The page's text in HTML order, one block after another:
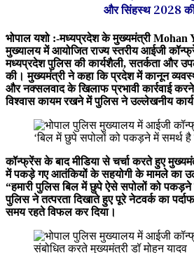
और सिंहस्थ 2028 की
भोपाल यशो :-मध्यप्रदेश के मुख्यमंत्री Mohan
मुख्यालय में आयोजित राज्य स्तरीय आईजी
मध्यप्रदेश पुलिस की कार्यशैली, सतर्कता और
की। मुख्यमंत्री ने कहा कि प्रदेश में कानून
और नक्सलवाद के खिलाफ प्रभावी कार्रवाई
विश्वास कायम रखने में पुलिस ने उल्लेखनीय
‘बिल में छुपे सपोलों को पकड़ने में समर्थ है
कॉन्फ्रेंस के बाद मीडिया से चर्चा करते हुए
में पकड़े गए आतंकियों के सहयोगी के मामले का
“हमारी पुलिस बिल में छुपे ऐसे सपोलों को पकड़ने
पुलिस ने तत्परता दिखाते हुए पूरे नेटवर्क का
समय रहते विफल कर दिया।